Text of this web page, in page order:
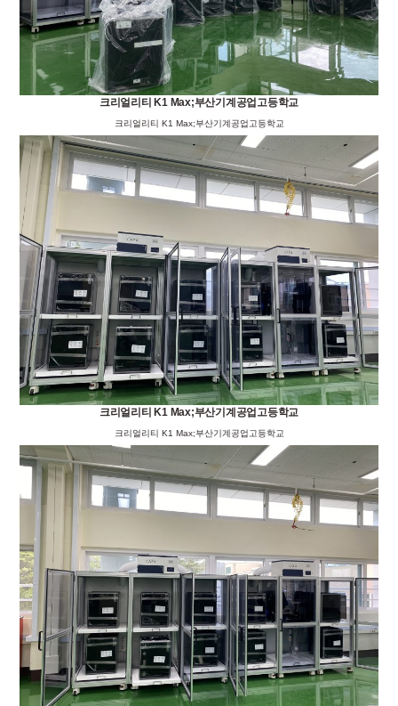
크리얼리티 K1 Max;부산기계공업고등학교
크리얼리티 K1 Max;부산기계공업고등학교
크리얼리티 K1 Max;부산기계공업고등학교
크리얼리티 K1 Max;부산기계공업고등학교